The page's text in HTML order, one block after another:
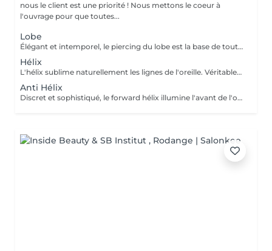
nous le client est une priorité ! Nous mettons le coeur à
l'ouvrage pour que toutes...
Lobe
Élégant et intemporel, le piercing du lobe est la base de toutes les plus belles compositions. Qu'il s'agisse d'un premier piercing ou d'une nouvelle création, chaque réalisation est effectuée avec précision afin de t'offrir une expérience aussi agréable que soignée. Inclus : Bijou de première pose en titane ASTM F-136 Conseils personnalisés et suivi de cicatrisation + 5€ pour changer la couleur de ton bijou grâce à l'anodisation. Les bijoux de la vitrine sont disponibles en première pause, le prix du bijou est à ajouter à la prestation. Pour toutes demandes d'informations, merci de me contacter. Tout les mineurs doivent être accompagnés d'un tuteur légal ( parents ! ), des justificatifs d'identités seront demandés.
Hélix
L'hélix sublime naturellement les lignes de l'oreille. Véritable incontournable, il apporte une touche contemporaine et raffinée qui s'intègre parfaitement à votre style. Chaque projet est pensé en harmonie avec ton anatomie. Conseils personnalisés et suivi de cicatrisation Inclus : Bijou de première pose en titane ASTM F-136 + 5€ pour changer la couleur de ton bijou grâce à l'anodisation. Les bijoux de la vitrine sont disponibles en première pause, le prix du bijou est à ajouter à la prestation. Pour toutes demandes d'informations, merci de me contacter. Tout les mineurs doivent être accompagnés d'un tuteur légal ( parents ! ), des justificatifs d'identités seront demandés.
Anti Hélix
Discret et sophistiqué, le forward hélix illumine l'avant de l'oreille avec subtilité. Un choix idéal pour une composition délicate et résolument élégante. Conseils personnalisés et suivi de cicatrisation Inclus : Bijou de première pose en titane ASTM F-136 + 5€ pour changer la couleur de ton bijou grâce à l'anodisation. Les bijoux de la vitrine sont disponibles en première pause, le prix du bijou est à ajouter à la prestation. Pour toutes demandes d'informations, merci de me contacter. Tout les mineurs doivent être accompagnés d'un tuteur légal ( parents ! ), des justificatifs d'identités seront demandés.